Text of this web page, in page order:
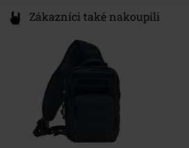
Zákazníci také nakoupili